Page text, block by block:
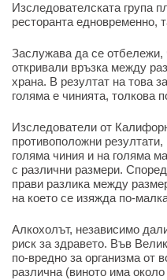
Изследователската група
ресторанта едновременно,
Заслужава да се отбележи,
откривали връзка между
храна. В резултат на това
голяма е чинията, толкова
Изследователи от
противоположни
голяма чиния и на голяма
с различни размери.
прави разлика между
на което се изяжда по-
Алкохолът, независимо
риск за здравето. Във
по-вредно за организма от
различна (виното има